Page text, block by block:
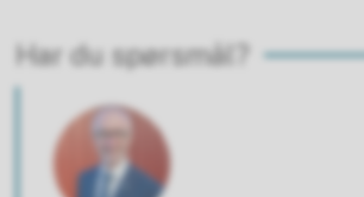
Har du spørsmål?